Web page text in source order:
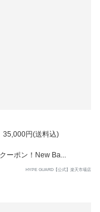
35,000円(送料込)
ーポン！New Ba...
HYPE GUARD【公式】楽天市場店